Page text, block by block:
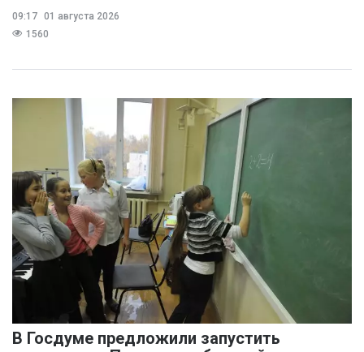
09:17 01 августа 2026
1560
В Госдуме предложили запустить